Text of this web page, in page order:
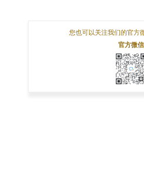
您也可以关注我们的官方
官方微信